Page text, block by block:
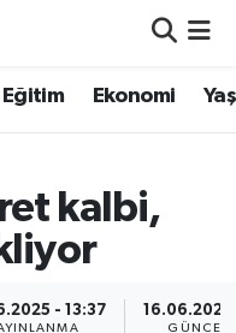
Eğitim Ekonomi
kalbi,
- 13:37